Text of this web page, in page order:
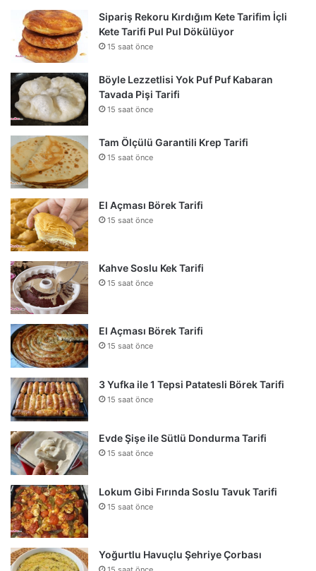
Sipariş Rekoru Kırdığım Kete Tarifim İçli
Kete Tarifi Pul Pul Dökülüyor
15 saat önce
Böyle Lezzetlisi Yok Puf Puf Kabaran
Tavada Pişi Tarifi
15 saat önce
Tam Ölçülü Garantili Krep Tarifi
15 saat önce
El Açması Börek Tarifi
15 saat önce
Kahve Soslu Kek Tarifi
15 saat önce
El Açması Börek Tarifi
15 saat önce
3 Yufka ile 1 Tepsi Patatesli Börek Tarifi
15 saat önce
Evde Şişe ile Sütlü Dondurma Tarifi
15 saat önce
Lokum Gibi Fırında Soslu Tavuk Tarifi
15 saat önce
Yoğurtlu Havuçlu Şehriye Çorbası